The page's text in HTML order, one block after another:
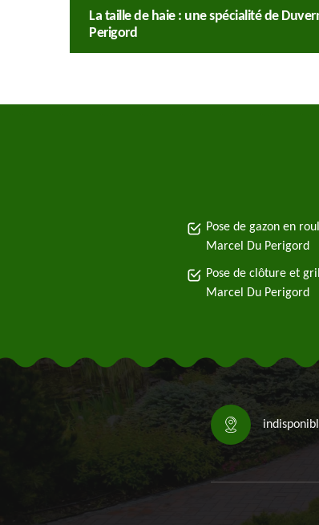
La taille de haie : une spécialité de
Perigord
Pose de gazon en
Marcel Du Perigord
Pose de clôture et
Marcel Du Perigord